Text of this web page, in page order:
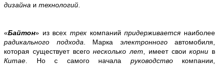
дизайна и технологий
«Байтон» из всех трех компанийпридерживаетсянаиболее
радикального подхода . Марка электронногоавтомобиля,
которая существует всегонесколько лет , имеет своикорни в
Китае . Но с самого начала руководствокомпании,